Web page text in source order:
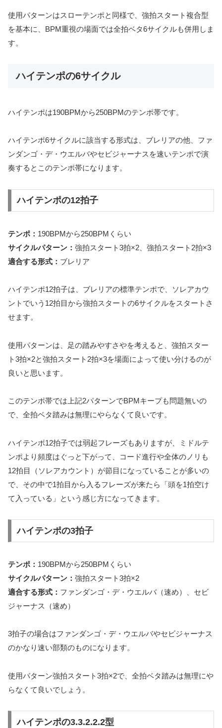
使用パターンはスローテンポと同様で、強拍スタート複合型
を基本に、BPM重視の場面では全拍ベタ6サイクルも併用しま
す。
ハイテンポの6サイクル
ハイテンポは190BPMから250BPMのテンポ帯です。
ハイテンポ6サイクルに該当する形式は、ブレリアの他、ファ
ンダンゴ・デ・ウエルバやセビジャーナスを速いテンポで演
奏するとこのテンポ帯になります。
ハイテンポの12拍子
テンポ： 190BPMから250BPMくらい
サイクルパターン： 強拍スタート3拍×2、強拍スタート2拍×3
適合する形式： ブレリア
ハイテンポ12拍子は、ブレリアの標準テンポで、ソレアカウ
ントでいう12拍目から強拍スタートの6サイクルをスタートさ
せます。
使用パターンは、足の踏みやすさやを考えると、強拍スター
ト3拍×2と強拍スタート2拍×3を場面によって使い分けるのが
良いと思います。
このテンポ帯では上記2パターンでBPMキープも問題無いの
で、全拍ベタ踏みは無理にやらなくて良いです。
ハイテンポ12拍子では弱起フレーズもありますが、ミドルテ
ンポより頻度はぐっと下がって、コード進行や全体のノリも
12拍目（ソレアカウント）が節目になっていることが多いの
で、その中で1拍目から入るフレーズが来たら「頭を1拍空け
て入っている」という感じ方になってきます。
ハイテンポの3拍子
テンポ： 190BPMから250BPMくらい
サイクルパターン： 強拍スタート3拍×2
適合する形式： ファンダンゴ・デ・ウエルバ（速め）、セビ
ジャーナス（速め）
3拍子の場合はファンダンゴ・デ・ウエルバやセビジャーナス
のかなり速い部類のものになります。
使用パターン強拍スタート3拍×2で、全拍ベタ踏みは無理にや
らなくて良いでしょう。
ハイテンポの3.3.2.2.2型